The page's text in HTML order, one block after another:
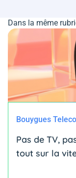
Dans la même
Bouygues
Pas de TV,
tout sur la